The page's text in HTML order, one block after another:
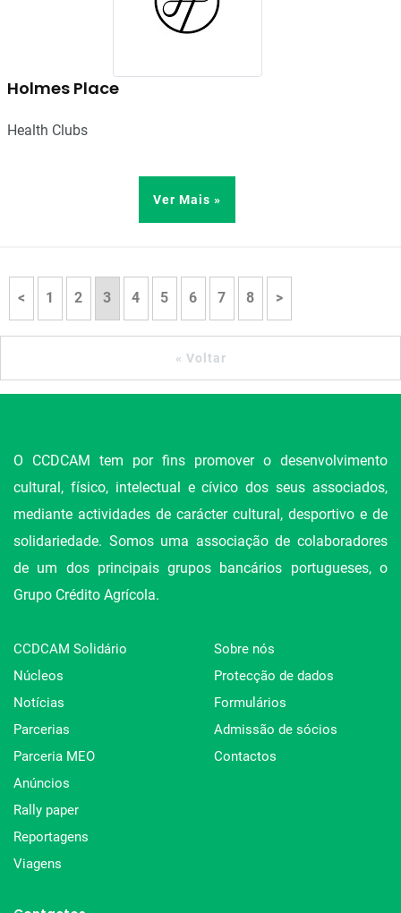
Holmes Place
Health Clubs
Ver Mais »
< 1 2 3 4 5 6 7 8 >
« Voltar
O CCDCAM tem por fins promover o desenvolvimento
cultural, físico, intelectual e cívico dos seus associados,
mediante actividades de carácter cultural, desportivo e de
solidariedade. Somos uma associação de colaboradores
de um dos principais grupos bancários portugueses, o
Grupo Crédito Agrícola.
CCDCAM Solidário
Núcleos
Notícias
Parcerias
Parceria MEO
Anúncios
Rally paper
Reportagens
Viagens
Sobre nós
Protecção de dados
Formulários
Admissão de sócios
Contactos